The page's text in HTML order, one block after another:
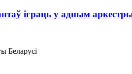
іграць у адным аркестры